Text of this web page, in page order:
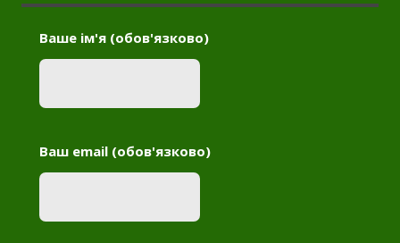
Ваше ім'я (обов'язково)
Ваш email (обов'язково)